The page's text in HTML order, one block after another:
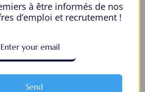
courantes à éviter pour maximiser vos
Ne Pas Vivre Avec Des Regrets
à être informés de nos
d’emploi et recrutement !
Send